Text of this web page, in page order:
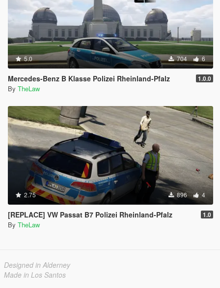
5.0 704 6
Mercedes-Benz B Klasse Polizei Rheinland-Pfalz 1.0.0
By TheLaw
2.75 896 4
[REPLACE] VW Passat B7 Polizei Rheinland-Pfalz 1.0
By TheLaw
Designed in Alderney
Made in Los Santos